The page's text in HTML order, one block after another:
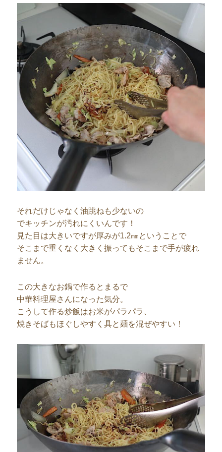
それだけじゃなく油跳ねも少ないの
でキッチンが汚れにくいんです！
見た目は大きいですが厚みが1.2㎜ということで
そこまで重くなく大きく振ってもそこまで手が疲れ
ません。
この大きなお鍋で作るとまるで
中華料理屋さんになった気分。
こうして作る炒飯はお米がパラパラ、
焼きそばもほぐしやすく具と麺を混ぜやすい！